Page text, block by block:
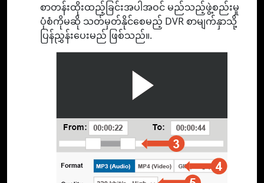
စာတန်းထိုးထည့်ခြင်းအပါအဝင် မည်သည့်ဖွဲ့စည်းမှု
ပုံစံကိုမဆို သတ်မှတ်နိုင်စေမည့် DVR စာမျက်နှာသို့
ပြန်ညွှန်းပေးမည် ဖြစ်သည်။.